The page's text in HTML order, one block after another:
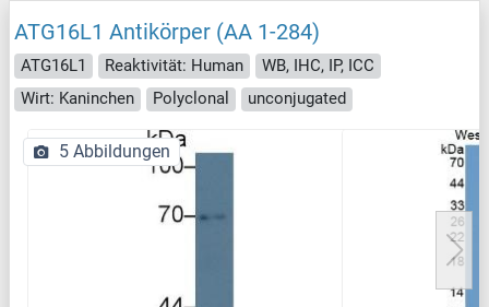
ATG16L1 Antikörper (AA 1-284)
ATG16L1 Reaktivität: Human
WB, IHC, IP, ICC
Wirt: Kaninchen
Polyclonal unconjugated
5 Abbildungen